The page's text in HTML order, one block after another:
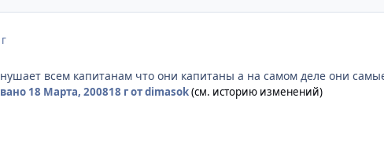
всем капитанам что они капитаны а на самом деле они
18 Марта, 200818 гот dimasok(см. историю изменений)